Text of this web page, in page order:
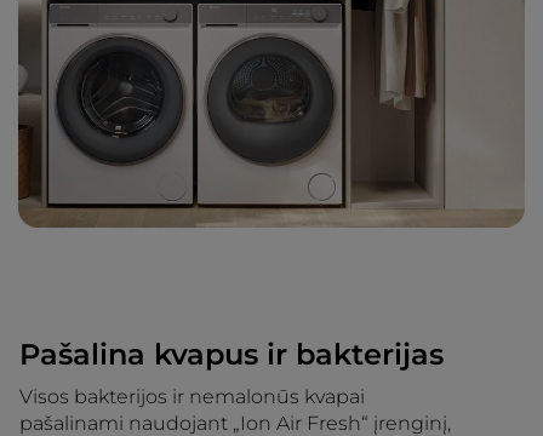
Pašalina kvapus ir bakterijas
Visos bakterijos ir nemalonūs kvapai
pašalinami naudojant „Ion Air Fresh“ įrenginį,